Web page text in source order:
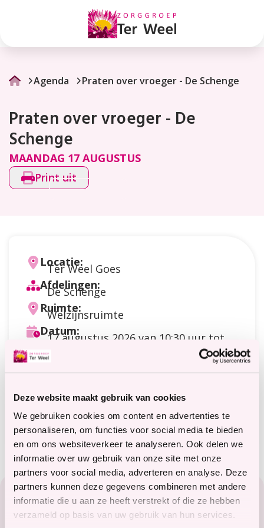
Deze website maakt gebruik van cookies
We gebruiken cookies om content en advertenties te
personaliseren, om functies voor social media te bieden
en om ons websiteverkeer te analyseren. Ook delen we
informatie over uw gebruik van onze site met onze
partners voor social media, adverteren en analyse. Deze
partners kunnen deze gegevens combineren met andere
informatie die u aan ze heeft verstrekt of die ze hebben
verzameld op basis van uw gebruik van hun services.
De
Schenge
Agenda Praten over vroeger - De Schenge
Praten over vroeger - De
Schenge
MAANDAG 17 AUGUSTUS
Print uit
Locatie:
Ter Weel Goes
Afdelingen:
De Schenge
Ruimte:
Welzijnsruimte
Datum:
17 augustus 2026van 10:30 uur tot
12:00 uur
Doelgroep:
Cliënten
Soort activiteit:
Praten / contact / ontmoeting
Meer informatie?
terweelactief@terweel.nl
Footer
Zorg in het Zeeuwse hart